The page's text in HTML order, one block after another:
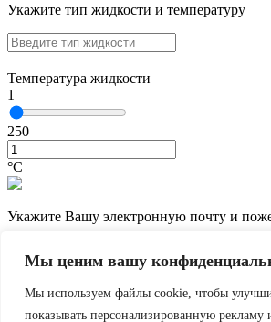
Мы ценим вашу
Мы используем файлы cookie, чтобы
показывать персонализированную рекламу
Укажите тип жидкости и температуру
Температура жидкости
1
250
°С
Укажите Вашу электронную почту и